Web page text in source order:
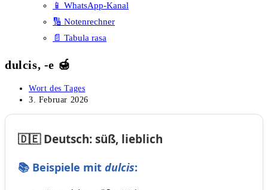
📱 WhatsApp-Kanal
🔢 Notenrechner
📄 Tabula rasa
dulcis, -e 🍯
Beitrags-
Kategorie:
Wort des Tages
Beitrag
3. Februar 2026
🇩🇪 Deutsch: süß, lieblich
📚 Beispiele mit dulcis: